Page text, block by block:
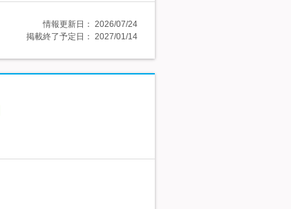
情報更新日： 2026/07/24
掲載終了予定日： 2027/01/14